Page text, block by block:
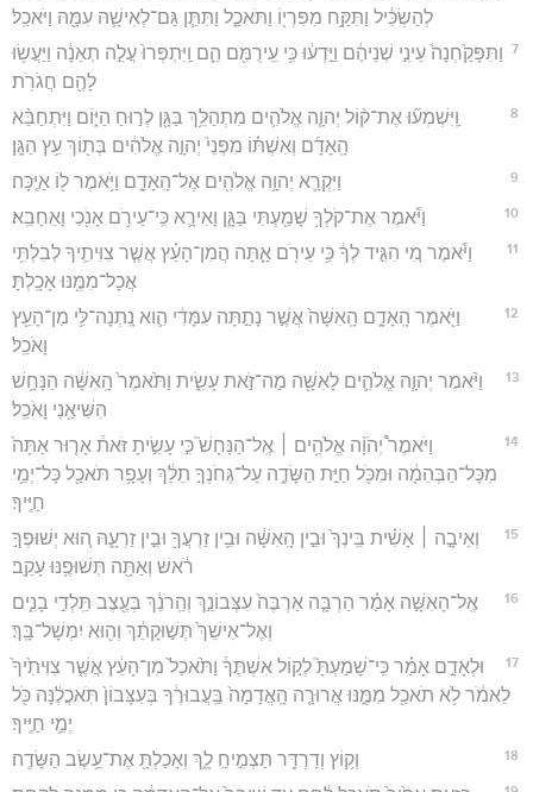
לְהַשְׂכִּ֔יל וַתִּקַּ֥ח מִפִּרְי֖וֹ וַתֹּאכַ֑ל וַתִּתֵּ֧ן גַּם־לְאִישָׁ֛הּ עִמָּ֖הּ וַיֹּאכַֽל׃
7
וַתִּפָּקַ֙חְנָה֙ עֵינֵ֣י שְׁנֵיהֶ֔ם וַיֵּ֣דְע֔וּ כִּ֥י עֵֽירֻמִּ֖ם הֵ֑ם וַֽיִּתְפְּרוּ֙ עֲלֵ֣ה תְאֵנָ֔ה וַיַּעֲשׂ֥וּ
לָהֶ֖ם חֲגֹרֹֽת׃
8
וַֽיִּשְׁמְע֞וּ אֶת־ק֨וֹל יְהוָ֧ה אֱלֹהִ֛ים מִתְהַלֵּ֥ךְ בַּגָּ֖ן לְר֣וּחַ הַיּ֑וֹם וַיִּתְחַבֵּ֨א
הָֽאָדָ֜ם וְאִשְׁתּ֗וֹ מִפְּנֵי֙ יְהוָ֣ה אֱלֹהִ֔ים בְּת֖וֹךְ עֵ֥ץ הַגָּֽן׃
9 וַיִּקְרָ֛א יְהוָ֥ה אֱלֹהִ֖ים אֶל־הָֽאָדָ֑ם וַיֹּ֥אמֶר ל֖וֹ אַיֶּֽכָּה׃
10 וַיֹּ֕אמֶר אֶת־קֹלְךָ֥ שָׁמַ֖עְתִּי בַּגָּ֑ן וָאִירָ֛א כִּֽי־עֵירֹ֥ם אָנֹ֖כִי וָאֵחָבֵֽא׃
11
וַיֹּ֕אמֶר מִ֚י הִגִּ֣יד לְךָ֔ כִּ֥י עֵירֹ֖ם אָ֑תָּה הֲמִן־הָעֵ֗ץ אֲשֶׁ֧ר צִוִּיתִ֛יךָ לְבִלְתִּ֥י
אֲכָל־מִמֶּ֖נּוּ אָכָֽלְתָּ׃
12
וַיֹּ֖אמֶר הָֽאָדָ֑ם הָֽאִשָּׁה֙ אֲשֶׁ֣ר נָתַ֣תָּה עִמָּדִ֔י הִ֛וא נָֽתְנָה־לִּ֥י מִן־הָעֵ֖ץ
וָאֹכֵֽל׃
13
וַיֹּ֨אמֶר יְהוָ֧ה אֱלֹהִ֛ים לָאִשָּׁ֖ה מַה־זֹּ֣את עָשִׂ֑ית וַתֹּ֙אמֶר֙ הָֽאִשָּׁ֔ה הַנָּחָ֥שׁ
הִשִּׁיאַ֖נִי וָאֹכֵֽל׃
14
וַיֹּאמֶר֩ יְהֹוָ֨ה אֱלֹהִ֥ים ׀ אֶֽל־הַנָּחָשׁ֮ כִּ֣י עָשִׂ֣יתָ זֹּאת֒ אָר֤וּר אַתָּה֙
מִכָּל־הַבְּהֵמָ֔ה וּמִכֹּ֖ל חַיַּ֣ת הַשָּׂדֶ֑ה עַל־גְּחֹנְךָ֣ תֵלֵ֔ךְ וְעָפָ֥ר תֹּאכַ֖ל כָּל־יְמֵ֥י
חַיֶּֽיךָ׃
15
וְאֵיבָ֣ה ׀ אָשִׁ֗ית בֵּֽינְךָ֙ וּבֵ֣ין הָֽאִשָּׁ֔ה וּבֵ֥ין זַרְעֲךָ֖ וּבֵ֣ין זַרְעָ֑הּ ה֚וּא יְשׁוּפְךָ֣
רֹ֔אשׁ וְאַתָּ֖ה תְּשׁוּפֶ֥נּוּ עָקֵֽב׃
16
אֶֽל־הָאִשָּׁ֣ה אָמַ֗ר הַרְבָּ֤ה אַרְבֶּה֙ עִצְּבוֹנֵ֣ךְ וְהֵֽרֹנֵ֔ךְ בְּעֶ֖צֶב תֵּֽלְדִ֣י בָנִ֑ים
וְאֶל־אִישֵׁךְ֙ תְּשׁ֣וּקָתֵ֔ךְ וְה֖וּא יִמְשָׁל־בָּֽךְ׃
17
וּלְאָדָ֣ם אָמַ֗ר כִּֽי־שָׁמַעְתָּ֮ לְק֣וֹל אִשְׁתֶּךָ֒ וַתֹּ֙אכַל֙ מִן־הָעֵ֔ץ אֲשֶׁ֤ר צִוִּיתִ֙יךָ֙
לֵאמֹ֔ר לֹ֥א תֹאכַ֖ל מִמֶּ֑נּוּ אֲרוּרָ֤ה הָֽאֲדָמָה֙ בַּֽעֲבוּרֶ֔ךָ בְּעִצָּבוֹן֙ תֹּֽאכֲלֶ֔נָּה כֹּ֖ל
יְמֵ֥י חַיֶּֽיךָ׃
18 וְק֥וֹץ וְדַרְדַּ֖ר תַּצְמִ֣יחַֽ לָ֑ךְ וְאָכַלְתָּ֖ אֶת־עֵ֥שֶׂב הַשָּׂדֶֽה׃